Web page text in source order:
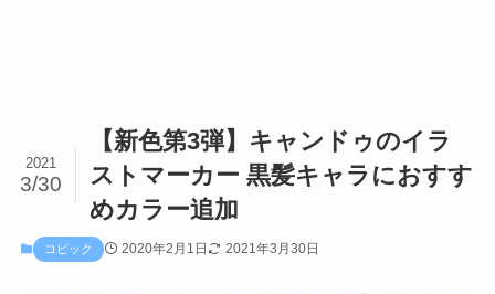
【新色第3弾】キャンドゥのイラ
ストマーカー 黒髪キャラにおすす
めカラー追加
2021
3/30
コピック 2020年2月1日 2021年3月30日